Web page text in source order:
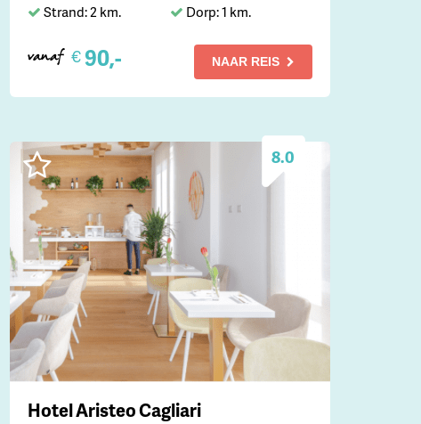
Strand: 2 km.
Dorp: 1 km.
vanaf € 90,- NAAR REIS
8.0
Hotel Aristeo Cagliari